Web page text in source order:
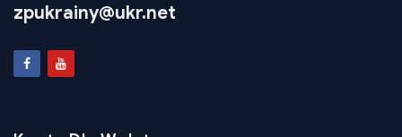
zpukrainy@ukr.net